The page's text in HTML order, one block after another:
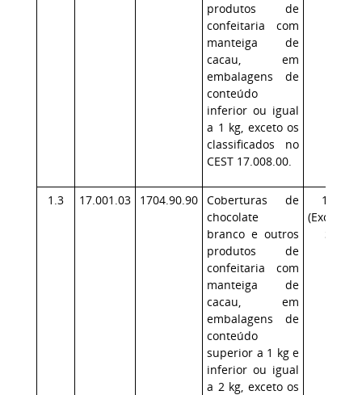
produtos de
confeitaria com
manteiga de
cacau, em
embalagens de
conteúdo
inferior ou igual
a 1 kg, exceto os
classificados no
CEST 17.008.00.
1.3 17.001.03 1704.90.90 Coberturas de
chocolate
branco e outros
produtos de
confeitaria com
manteiga de
cacau, em
embalagens de
conteúdo
superior a 1 kg e
inferior ou igual
a 2 kg, exceto os
17.1
(Exceção:
SP)